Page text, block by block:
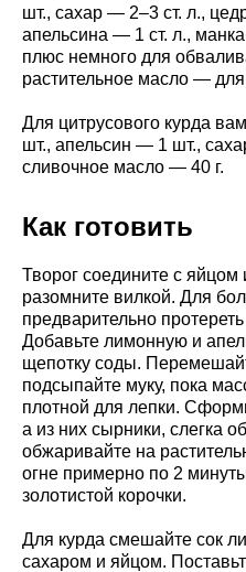
шт., сахар — 2–3 ст. л.,
апельсина — 1 ст. л.,
плюс немного для
растительное масло —
Для цитрусового курда
шт., апельсин — 1 шт.,
сливочное масло — 40 г.
Как готовить
Творог соедините с
разомните вилкой. Для
предварительно
Добавьте лимонную и
щепотку соды.
подсыпайте муку, пока
плотной для лепки.
а из них сырники, слегка
обжаривайте на
огне примерно по 2
золотистой корочки.
Для курда смешайте сок
сахаром и яйцом.